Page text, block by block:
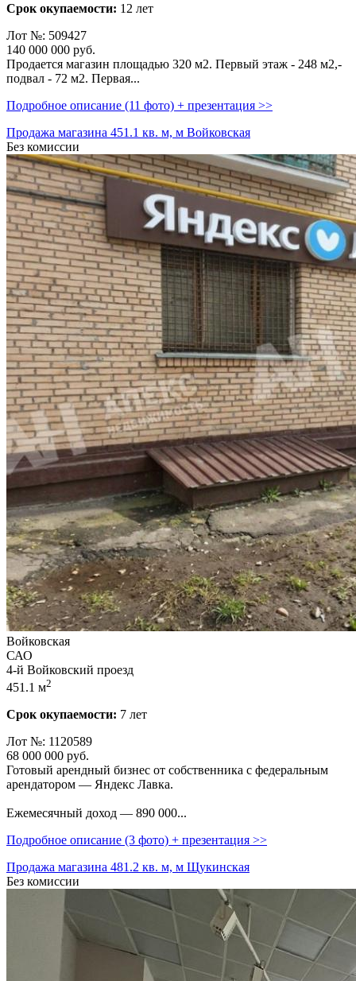
Срок окупаемости: 12 лет
Лот №: 509427
140 000 000 руб.
Продается магазин площадью 320 м2. Первый этаж - 248 м2,­
подвал - 72 м2. Первая...
Подробное описание (11 фото) + презентация >>
Продажа магазина 451.1 кв. м, м Войковская
Без комиссии
Войковская
САО
4-й Войковский проезд
451.1 м2
Срок окупаемости: 7 лет
Лот №: 1120589
68 000 000 руб.
Готовый арендный бизнес от собственника с федеральным
арендатором — Яндекс Лавка.
Ежемесячный доход — 890 000...
Подробное описание (3 фото) + презентация >>
Продажа магазина 481.2 кв. м, м Щукинская
Без комиссии